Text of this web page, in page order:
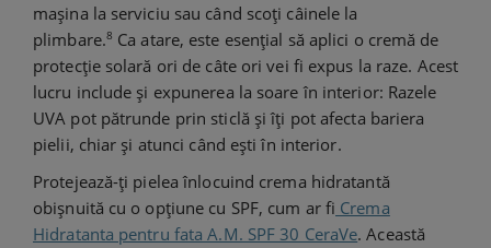
mașina la serviciu sau când scoți câinele la
plimbare.8 Ca atare, este esențial să aplici o cremă de
protecție solară ori de câte ori vei fi expus la raze. Acest
lucru include și expunerea la soare în interior: Razele
UVA pot pătrunde prin sticlă și îți pot afecta bariera
pielii, chiar și atunci când ești în interior.
Protejează-ți pielea înlocuind crema hidratantă
obișnuită cu o opțiune cu SPF, cum ar fi Crema
Hidratanta pentru fata A.M. SPF 30 CeraVe. Această